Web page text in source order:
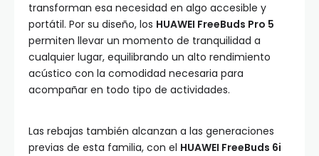
transforman esa necesidad en algo accesible y
portátil. Por su diseño, los HUAWEI FreeBuds Pro 5
permiten llevar un momento de tranquilidad a
cualquier lugar, equilibrando un alto rendimiento
acústico con la comodidad necesaria para
acompañar en todo tipo de actividades.
Las rebajas también alcanzan a las generaciones
previas de esta familia, con el HUAWEI FreeBuds 6i